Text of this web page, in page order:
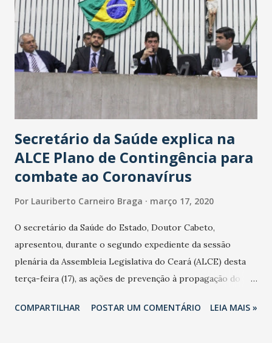
Secretário da Saúde explica na
ALCE Plano de Contingência para
combate ao Coronavírus
Por Lauriberto Carneiro Braga março 17, 2020
O secretário da Saúde do Estado, Doutor Cabeto,
apresentou, durante o segundo expediente da sessão
plenária da Assembleia Legislativa do Ceará (ALCE) desta
terça-feira (17), as ações de prevenção à propagação do
adotadas pelo Governo do Estado na contenção da
COMPARTILHAR POSTAR UM COMENTÁRIO LEIA MAIS »